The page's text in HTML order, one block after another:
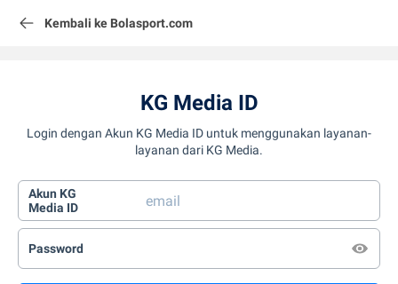
Kembali ke Bolasport.com
KG Media ID
Login dengan Akun KG Media ID untuk menggunakan layanan-
layanan dari KG Media.
Akun KG
Media ID
Password